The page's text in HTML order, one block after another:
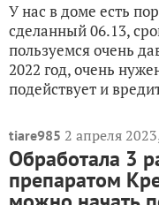
У нас в доме есть
сделанный 06.13,
пользуемся очень
2022 год, очень
подействует и
tiare985 2 апреля
Обработала 3
препаратом